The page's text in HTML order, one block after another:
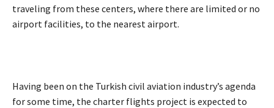
traveling from these centers, where there are limited or no
airport facilities, to the nearest airport.
Having been on the Turkish civil aviation industry’s agenda
for some time, the charter flights project is expected to